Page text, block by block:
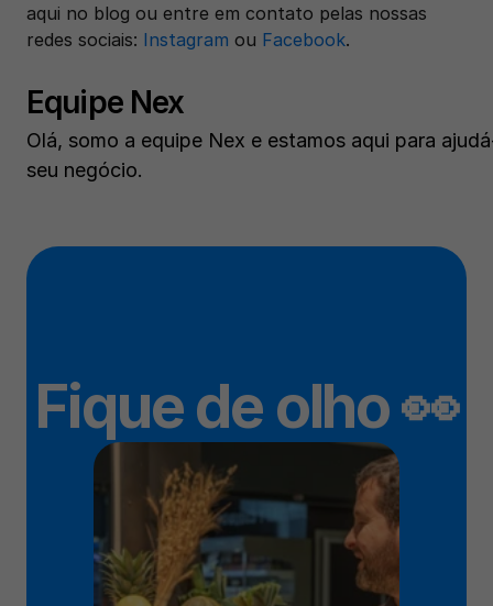
aqui no blog ou entre em contato pelas nossas
redes sociais: Instagram ou Facebook.
Equipe Nex
Olá, somo a equipe Nex e estamos aqui para
seu negócio.
Fique de olho 👀